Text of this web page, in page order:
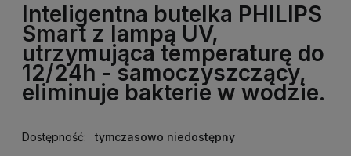
Inteligentna butelka PHILIPS
Smart z lampą UV,
utrzymująca temperaturę do
12/24h - samoczyszczący,
eliminuje bakterie w wodzie.
Dostępność: tymczasowo niedostępny